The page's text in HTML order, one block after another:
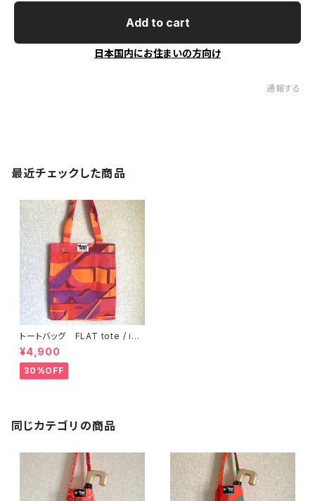
Add to cart
日本国内にお住まいの方向け
通報する
最近チェックした商品
トートバッグ FLAT tote / inl
ay
¥4,900
30%OFF
同じカテゴリの商品